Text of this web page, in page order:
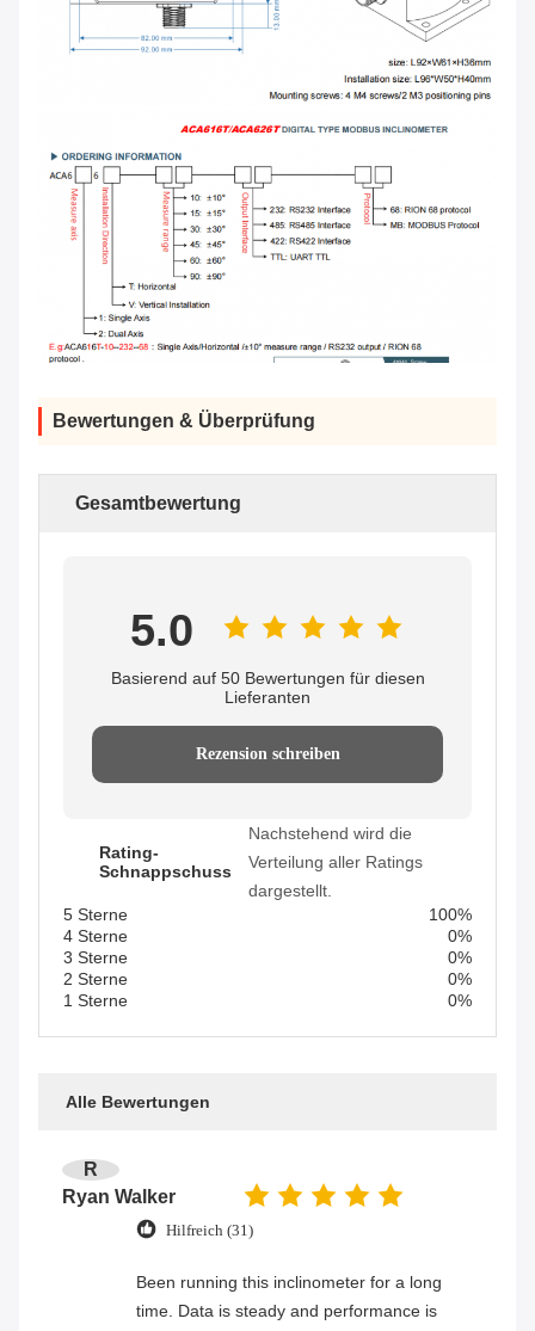
Bewertungen & Überprüfung
Gesamtbewertung
5.0
Basierend auf 50 Bewertungen für diesen
Lieferanten
Rezension schreiben
Rating-
Schnappschuss
Nachstehend wird die
Verteilung aller Ratings
dargestellt.
5 Sterne
100%
4 Sterne
0%
3 Sterne
0%
2 Sterne
0%
1 Sterne
0%
Alle Bewertungen
R
Ryan Walker
Hilfreich (31)
Been running this inclinometer for a long
time. Data is steady and performance is